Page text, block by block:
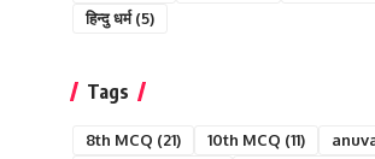
हिन्दु धर्म(5)
Tags
8th MCQ (21) 10th MCQ (11)